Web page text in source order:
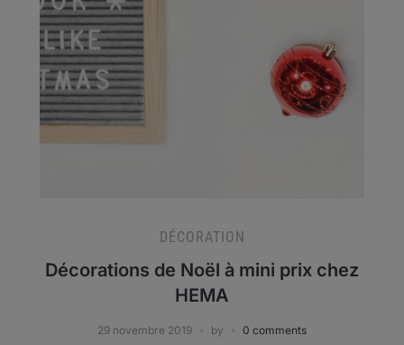
DÉCORATION
Décorations de Noël à mini prix chez
HEMA
29 novembre 2019 by 0 comments